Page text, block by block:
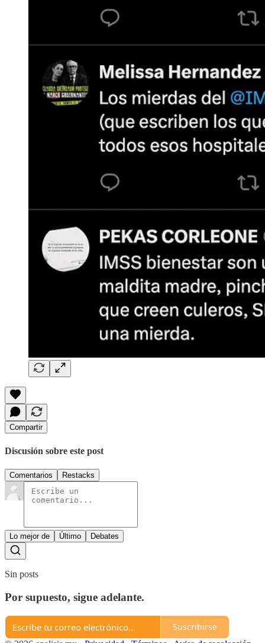
Compartir
Discusión sobre este post
Comentarios Restacks
Lo mejor de Último Debates
Sin posts
Por supuesto, sigue adelante.
Suscribirse